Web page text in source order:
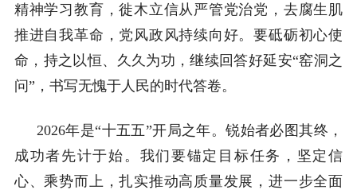
精神学习教育，徙木立信从严管党治党，去腐生肌
推进自我革命，党风政风持续向好。要砥砺初心使
命，持之以恒、久久为功，继续回答好延安“窑洞之
问”，书写无愧于人民的时代答卷。
2026年是“十五五”开局之年。锐始者必图其终，
成功者先计于始。我们要锚定目标任务，坚定信
心、乘势而上，扎实推动高质量发展，进一步全面